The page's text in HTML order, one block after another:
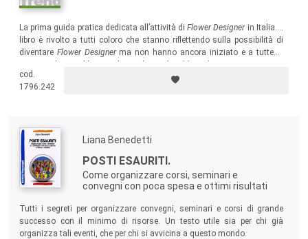
La prima guida pratica dedicata all’attività diFlower Designerin Italia. Il
libro è rivolto a tutti coloro che stanno riflettendo sulla possibilità di
diventare Flower Designerma non hanno ancora iniziato e a tutte le
di eventi, ristoratori), o per passione e curiosità si trovano a dover
“maneggiare” i fiori.
cod.
1796.242
Liana Benedetti
POSTI ESAURITI.
Come organizzare corsi, seminari e
convegni con poca spesa e ottimi risultati
Tutti i segreti per organizzare convegni, seminari e corsi di grande
successo con il minimo di risorse. Un testo utile sia per chi già
organizza tali eventi, che per chi si avvicina a questo mondo.